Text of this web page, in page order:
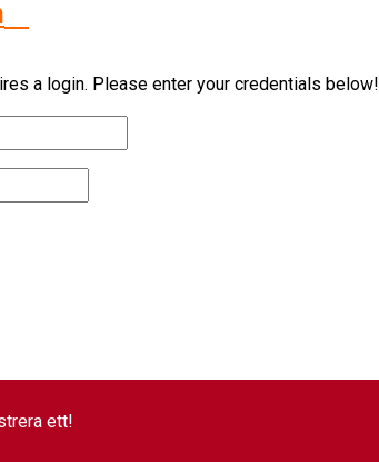
a login. Please enter your credentials below!
ett!